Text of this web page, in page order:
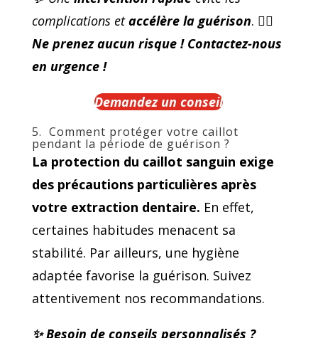
complications etaccélère la guérison. 👩‍
Ne prenez aucun risque ! Contactez-nous
en urgence !
Demandez un conseil
5. Comment protéger votre caillot
pendant la période de guérison ?
La protection du caillot sanguin exige
des précautions particulières après
votre extraction dentaire. En effet,
certaines habitudes menacent sa
stabilité. Par ailleurs, une hygiène
adaptée favorise la guérison. Suivez
attentivement nos recommandations.
✨ Besoin de conseils personnalisés ?